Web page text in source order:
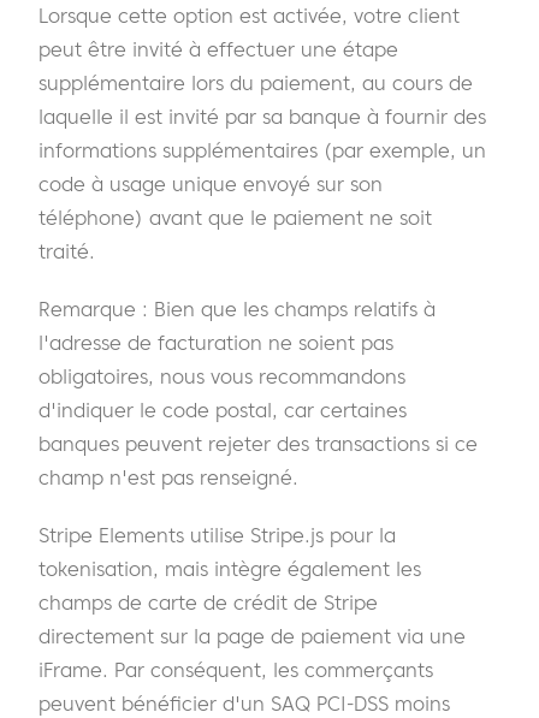
Lorsque cette option est activée, votre client
peut être invité à effectuer une étape
supplémentaire lors du paiement, au cours de
laquelle il est invité par sa banque à fournir des
informations supplémentaires (par exemple, un
code à usage unique envoyé sur son
téléphone) avant que le paiement ne soit
traité.
Remarque : Bien que les champs relatifs à
l'adresse de facturation ne soient pas
obligatoires, nous vous recommandons
d'indiquer le code postal, car certaines
banques peuvent rejeter des transactions si ce
champ n'est pas renseigné.
Stripe Elements utilise Stripe.js pour la
tokenisation, mais intègre également les
champs de carte de crédit de Stripe
directement sur la page de paiement via une
iFrame. Par conséquent, les commerçants
peuvent bénéficier d'un SAQ PCI-DSS moins